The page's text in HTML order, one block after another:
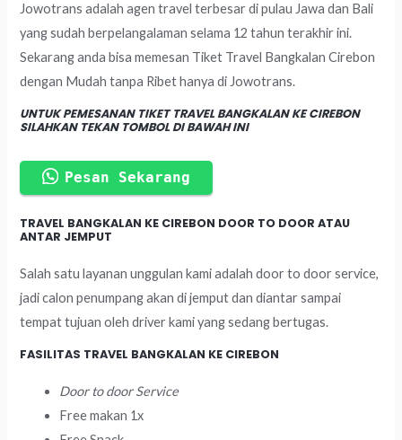
Jowotrans adalah agen travel terbesar di pulau Jawa dan Bali
yang sudah berpelangalaman selama 12 tahun terakhir ini.
Sekarang anda bisa memesan Tiket Travel Bangkalan Cirebon
dengan Mudah tanpa Ribet hanya di Jowotrans.
UNTUK PEMESANAN TIKET TRAVEL BANGKALAN KE CIREBON
SILAHKAN TEKAN TOMBOL DI BAWAH INI
Pesan Sekarang
TRAVEL BANGKALAN KE CIREBON DOOR TO DOOR ATAU
ANTAR JEMPUT
Salah satu layanan unggulan kami adalah door to door service,
jadi calon penumpang akan di jemput dan diantar sampai
tempat tujuan oleh driver kami yang sedang bertugas.
FASILITAS TRAVEL BANGKALAN KE CIREBON
Door to door Service
Free makan 1x